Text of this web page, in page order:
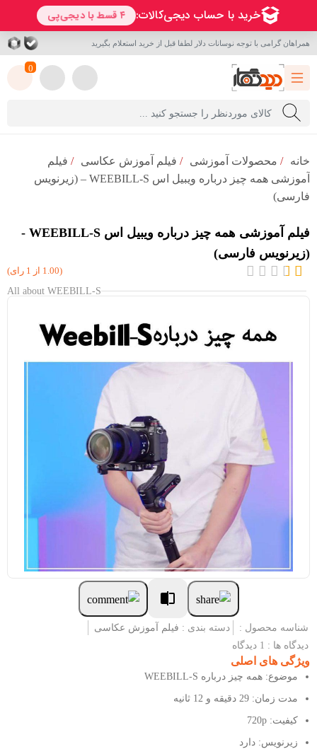
همراهان گرامی با توجه نوسانات دلار لطفا قبل از خرید استعلام بگیرید
0
خانه / محصولات آموزشی / فیلم آموزش عکاسی / فیلم
آموزشی همه چیز درباره ویبیل اس WEEBILL-S – (زیرنویس
فارسی)
فیلم آموزشی همه چیز درباره ویبیل اس WEEBILL-S -
(زیرنویس فارسی)
(1.00 از 1 رای)
All about WEEBILL-S
شناسه محصول : دسته بندی : فیلم آموزش عکاسی
دیدگاه ها : 1 دیدگاه
ویژگی های اصلی
موضوع: همه چیز درباره WEEBILL-S
مدت زمان: 29 دقیقه و 12 ثانیه
کیفیت: 720p
زیرنویس: دارد